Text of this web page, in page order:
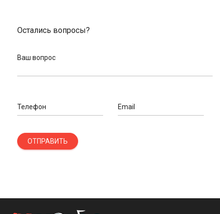
Остались вопросы?
Ваш вопрос
Телефон Email
ОТПРАВИТЬ